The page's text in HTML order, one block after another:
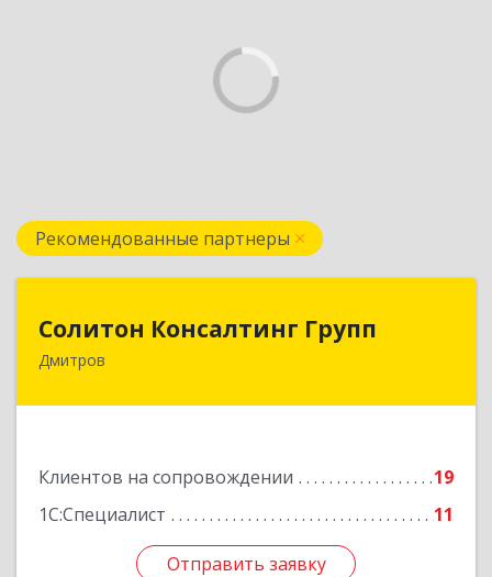
Рекомендованные партнеры
Солитон Консалтинг Групп
Дмитров
Клиентов на сопровождении
19
1С:Специалист
11
Отправить заявку
141804, Московская обл, г.о. Дмитровский,
Отправить заявку